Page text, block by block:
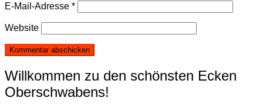
E-Mail-Adresse *
Website
Willkommen zu den schönsten Ecken
Oberschwabens!